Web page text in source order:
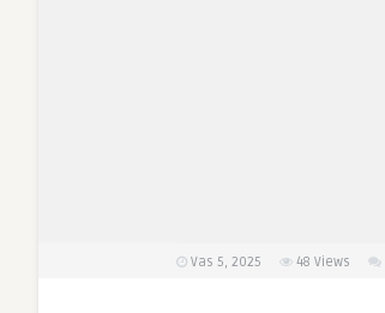
Vas 5, 2025 48 Views